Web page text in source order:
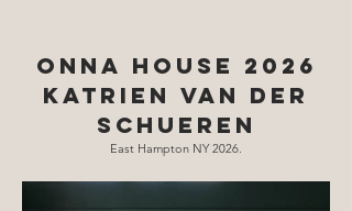
onna house 2026
Katrien Van DER
SCHUEREN
East Hampton NY 2026.